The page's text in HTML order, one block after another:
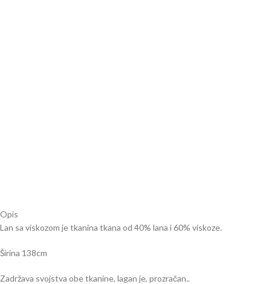
Opis
Lan sa viskozom je tkanina tkana od 40% lana i 60% viskoze.
Širina 138cm
Zadržava svojstva obe tkanine, lagan je, prozračan..